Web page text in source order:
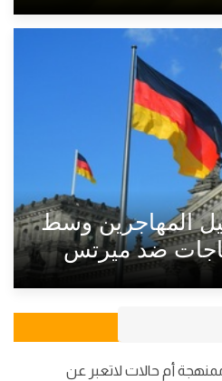
المهاجرين وسط
ضد ميرتس
أم حالات لاتعبر عن